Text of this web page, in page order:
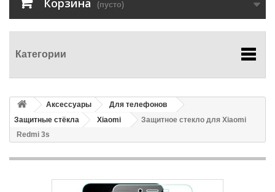
Корзина (пусто)
Категории
Аксессуары
Для телефонов
Защитные стёкла
Xiaomi
Защитное стекло для Xiaomi
Redmi 3s